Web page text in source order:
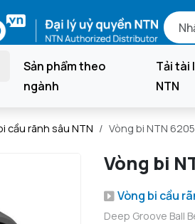
Sản phẩm theo
ngành
Tải tài
NTN
cầu rãnh sâu NTN Vòng bi NTN
Vòng bi
Vòng bi cầu
Deep Groove Ball